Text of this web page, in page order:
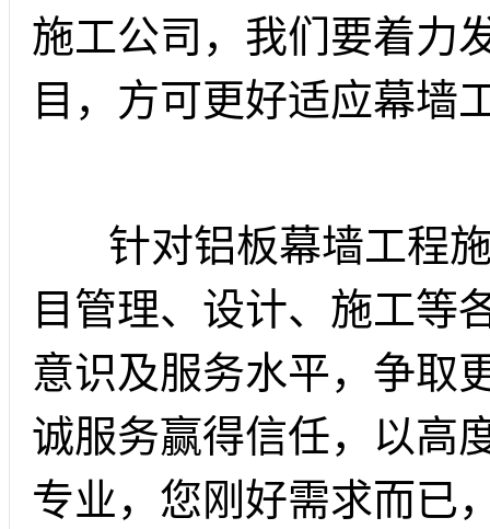
施工公司，我们要着力
目，方可更好适应幕墙
针对铝板幕墙工程施
目管理、设计、施工等
意识及服务水平，争取
诚服务赢得信任，以高
专业，您刚好需求而已